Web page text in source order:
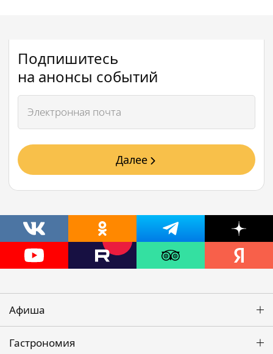
Подпишитесь
на анонсы событий
Далее
Афиша
Гастрономия